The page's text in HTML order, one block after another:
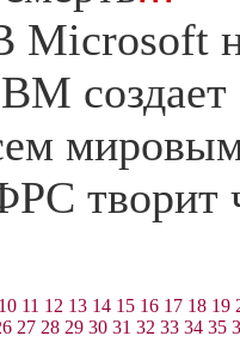
Microsoft
создает
творит
10 11 12 13 14 15 16 17 18 19
27 28 29 30 31 32 33 34 35